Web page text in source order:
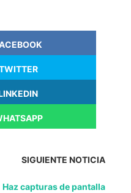
SIGUIENTE NOTICIA
Haz capturas de pantalla